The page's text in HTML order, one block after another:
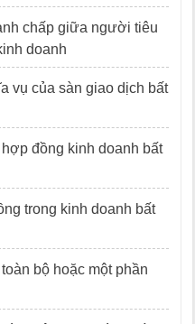
chấp giữa người tiêu
doanh
vụ của sàn giao dịch bất
đồng kinh doanh bất
trong kinh doanh bất
bộ hoặc một phần